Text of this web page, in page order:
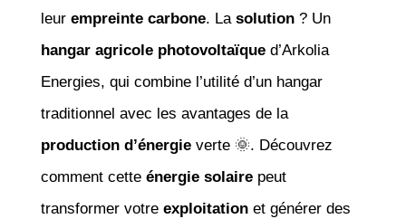
leur empreinte carbone. La solution? Un
hangar agricole photovoltaïqued’Arkolia
Energies, qui combine l’utilité d’un hangar
traditionnel avec les avantages de la
production d’énergieverte 🌞. Découvrez
comment cette énergie solairepeut
transformer votre exploitationet générer des